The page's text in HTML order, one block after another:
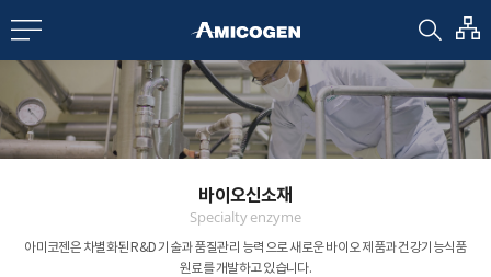
CN
us
바이오신소재
Specialty enzyme
아미코젠은 차별화된 R&D 기술과 품질관리 능력으로새로운 바이오 제품과 건강기능식품
원료를 개발하고 있습니다.